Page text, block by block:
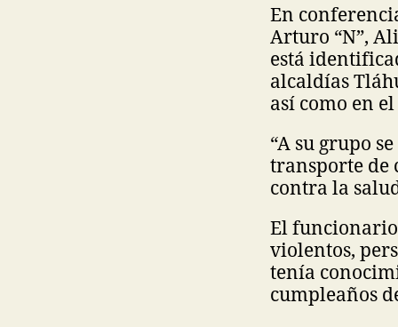
En
Arturo “N”,
está
alcaldías
así como en
“A su grupo
transporte de
contra la
El
violentos,
tenía
cumpleaños